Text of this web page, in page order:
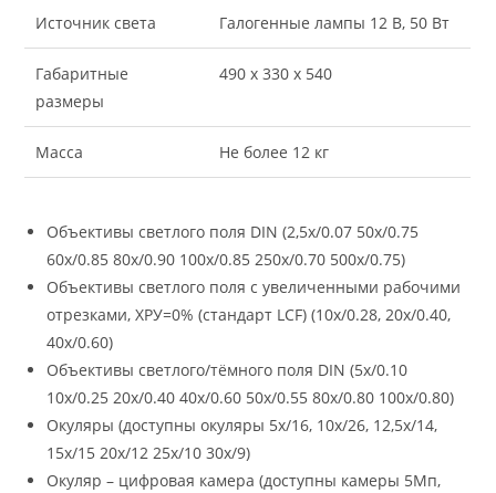
Источник света Галогенные лампы 12 В, 50 Вт
Габаритные
размеры
490 x 330 x 540
Масса Не более 12 кг
Объективы светлого поля DIN (2,5х/0.07 50х/0.75
60х/0.85 80х/0.90 100х/0.85 250х/0.70 500х/0.75)
Объективы светлого поля с увеличенными рабочими
отрезками, ХРУ=0% (стандарт LCF) (10х/0.28, 20x/0.40,
40x/0.60)
Объективы светлого/тёмного поля DIN (5х/0.10
10х/0.25 20х/0.40 40х/0.60 50х/0.55 80х/0.80 100х/0.80)
Окуляры (доступны окуляры 5х/16, 10х/26, 12,5х/14,
15х/15 20х/12 25х/10 30х/9)
Окуляр – цифровая камера (доступны камеры 5Мп,